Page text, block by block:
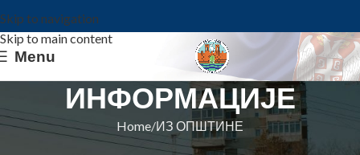
Skip to navigation
Skip to main content
Menu
ИНФОРМАЦИЈЕ
Home ИЗ ОПШТИНЕ
ИЗ ОПШТИНЕ